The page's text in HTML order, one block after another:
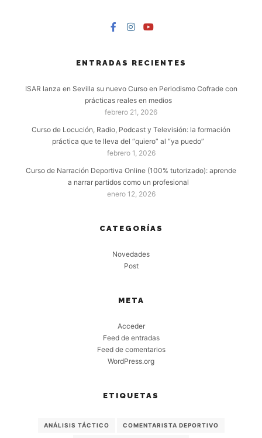
ENTRADAS RECIENTES
ISAR lanza en Sevilla su nuevo Curso en Periodismo Cofrade con
prácticas reales en medios
febrero 21, 2026
Curso de Locución, Radio, Podcast y Televisión: la formación
práctica que te lleva del “quiero” al “ya puedo”
febrero 1, 2026
Curso de Narración Deportiva Online (100% tutorizado): aprende
a narrar partidos como un profesional
enero 12, 2026
CATEGORÍAS
Novedades
Post
META
Acceder
Feed de entradas
Feed de comentarios
WordPress.org
ETIQUETAS
ANÁLISIS TÁCTICO COMENTARISTA DEPORTIVO